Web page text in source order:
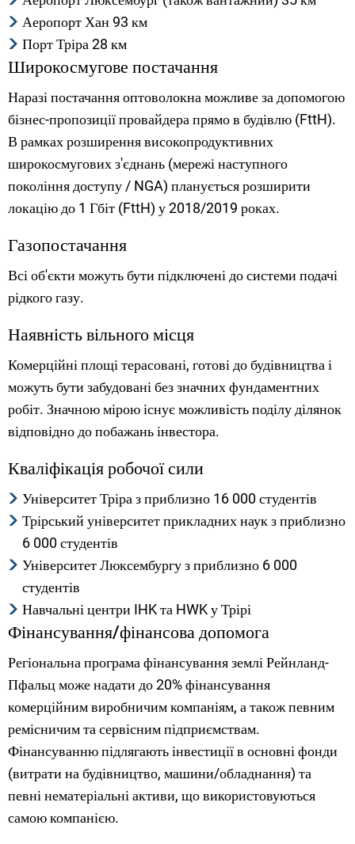
Аеропорт Хан 93 км
Порт Тріра 28 км
Широкосмугове постачання
Наразі постачання оптоволокна можливе за допомогою
бізнес-пропозиції провайдера прямо в будівлю (FttH).
В рамках розширення високопродуктивних
широкосмугових з'єднань (мережі наступного
покоління доступу / NGA) планується розширити
локацію до 1 Гбіт (FttH) у 2018/2019 роках.
Газопостачання
Всі об'єкти можуть бути підключені до системи подачі
рідкого газу.
Наявність вільного місця
Комерційні площі терасовані, готові до будівництва і
можуть бути забудовані без значних фундаментних
робіт. Значною мірою існує можливість поділу ділянок
відповідно до побажань інвестора.
Кваліфікація робочої сили
Університет Тріра з приблизно 16 000 студентів
Трірський університет прикладних наук з приблизно
6 000 студентів
Університет Люксембургу з приблизно 6 000
студентів
Навчальні центри IHK та HWK у Трірі
Фінансування/фінансова допомога
Регіональна програма фінансування землі Рейнланд-
Пфальц може надати до 20% фінансування
комерційним виробничим компаніям, а також певним
ремісничим та сервісним підприємствам.
Фінансуванню підлягають інвестиції в основні фонди
(витрати на будівництво, машини/обладнання) та
певні нематеріальні активи, що використовуються
самою компанією.